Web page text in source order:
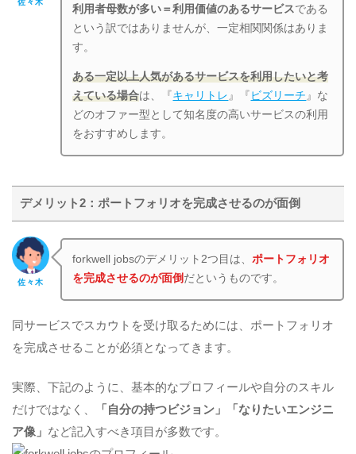
佐々木
利用者母数が多い＝利用価値のあるサービスである
という訳ではありませんが、一定相関関係はありま
す。
ある一定以上人気があるサービスを利用したいと考
えている場合は、『 キャリトレ 』『 ビズリーチ 』な
どのオファー型として知名度の高いサービスの利用
をおすすめします。
デメリット2：ポートフォリオを完成させるのが面倒
佐々木
forkwell jobsのデメリット2つ目は、ポートフォリオ
を完成させるのが面倒 だというものです。
同サービスでスカウトを受け取るためには、ポートフォリオ
を完成させることが必須となってきます。
実際、下記のように、基本的なプロフィールや自分のスキル
だけではなく、
「自分の持つビジョン」「なりたいエンジニ
ア像」 など記入すべき項目が多数です。